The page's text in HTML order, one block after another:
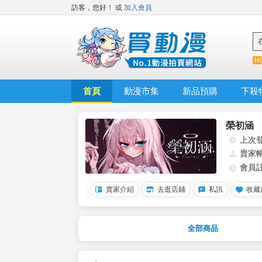
訪客，您好！ 或 加入會員
首頁 動漫市集 新品預購 下殺
榮初涵
上次
賣家
會員
賣家介紹 去逛店鋪 私訊 收藏
全部商品